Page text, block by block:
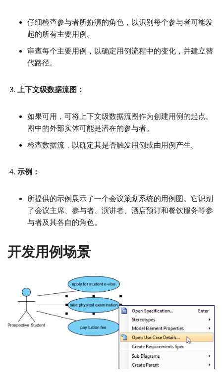
仔细检查参与者所扮演的角色，以识别每个参与者可能发
起的所有主要用例。
审查每个主要用例，以确定用例流程中的变化，并建立替
代路径。
上下文级数据流图：
如果可用，可将上下文级数据流图作为创建用例的起点。
图中的外部实体可能是潜在的参与者。
检查数据流，以确定其是否触发用例或由用例产生。
示例：
所提供的示例展示了一个会议策划系统的用例图。它识别
了会议主席、参与者、演讲者、酒店预订和餐饮服务等参
与者及其各自的角色。
开发用例场景